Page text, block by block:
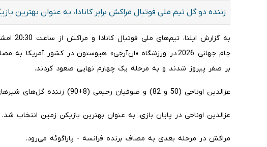
زننده دو گل تیم ملی فوتبال مراکش برابر کانادا، به عنوان بهترین
به گزارش
بر صفر پیروز شدند و به مرحله یک چهارم نهایی صعود کردند.
عزالدین اوناحی (50 و 82) و صوفیان رحیمی (8+90) زننده گل‌های شیرهای اطلس بودند.
عزالدین اوناحی در پایان بازی، به عنوان بهترین بازیکن زمین انتخاب شد.
مراکش در مرحله بعدی به مصاف برنده فرانسه - پاراگوئه می‌رود.